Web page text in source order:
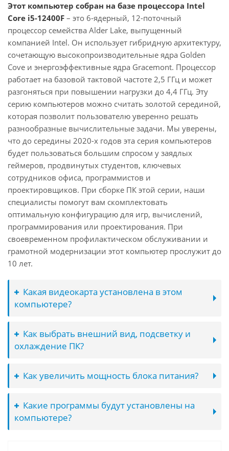
Этот компьютер собран на базе процессора Intel
Core i5-12400F – это 6-ядерный, 12-поточный
процессор семейства Alder Lake, выпущенный
компанией Intel. Он использует гибридную архитектуру,
сочетающую высокопроизводительные ядра Golden
Cove и энергоэффективные ядра Gracemont. Процессор
работает на базовой тактовой частоте 2,5 ГГц и может
разгоняться при повышении нагрузки до 4,4 ГГц. Эту
серию компьютеров можно считать золотой серединой,
которая позволит пользователю уверенно решать
разнообразные вычислительные задачи. Мы уверены,
что до середины 2020-х годов эта серия компьютеров
будет пользоваться большим спросом у заядлых
геймеров, продвинутых студентов, ключевых
сотрудников офиса, программистов и
проектировщиков. При сборке ПК этой серии, наши
специалисты помогут вам скомплектовать
оптимальную конфигурацию для игр, вычислений,
программирования или проектирования. При
своевременном профилактическом обслуживании и
грамотной модернизации этот компьютер прослужит до
10 лет.
Какая видеокарта установлена в этом
компьютере?
Как выбрать внешний вид, подсветку и
охлаждение ПК?
Как увеличить мощность блока питания?
Какие программы будут установлены на
компьютере?